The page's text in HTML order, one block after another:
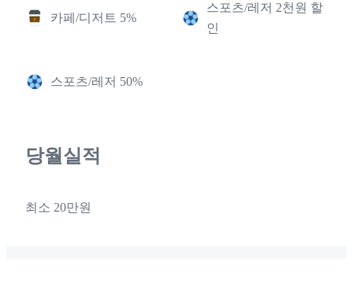
카페/디저트 5%
스포츠/레저 2천원 할
인
스포츠/레저 50%
당월실적
최소 20만원